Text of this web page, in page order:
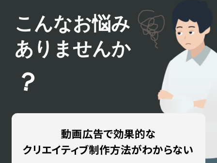
こんなお悩み
ありませんか
？
動画広告で効果的な
クリエイティブ制作方法がわからない